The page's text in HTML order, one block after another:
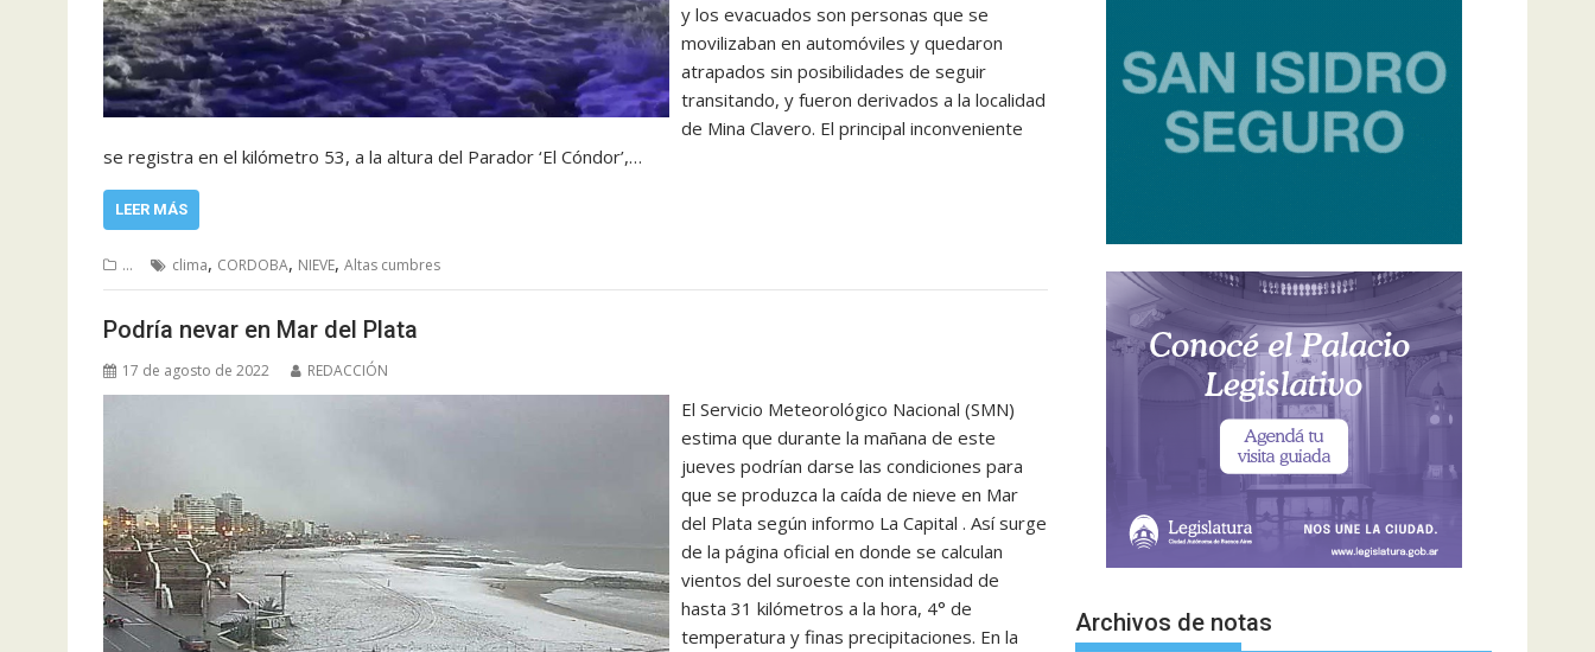
y los evacuados son personas que se
movilizaban en automóviles y quedaron
atrapados sin posibilidades de seguir
transitando, y fueron derivados a la localidad
de Mina Clavero. El principal inconveniente
se registra en el kilómetro 53, a la altura del Parador ‘El Cóndor’,…
LEER MÁS
... clima, CORDOBA, NIEVE, Altas cumbres
Podría nevar en Mar del Plata
17 de agosto de 2022 REDACCIÓN
El Servicio Meteorológico Nacional (SMN)
estima que durante la mañana de este
jueves podrían darse las condiciones para
que se produzca la caída de nieve en Mar
del Plata según informo La Capital . Así surge
de la página oficial en donde se calculan
vientos del suroeste con intensidad de
hasta 31 kilómetros a la hora, 4° de
temperatura y finas precipitaciones. En la
Archivos de notas